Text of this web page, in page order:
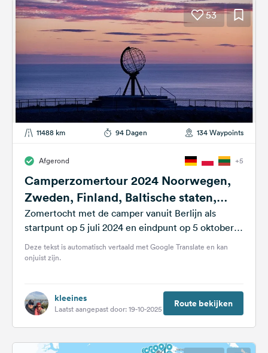
53
11488 km 94 Dagen 134 Waypoints
Afgerond +5
Camperzomertour 2024 Noorwegen,
Zweden, Finland, Baltische staten,
Polen
Zomertocht met de camper vanuit Berlijn als
startpunt op 5 juli 2024 en eindpunt op 5 oktober
2024. De reisroute...
Deze tekst is automatisch vertaald met Google Translate en kan
onjuist zijn.
kleeines
Laatst aangepast door: 19-10-2025 Route bekijken